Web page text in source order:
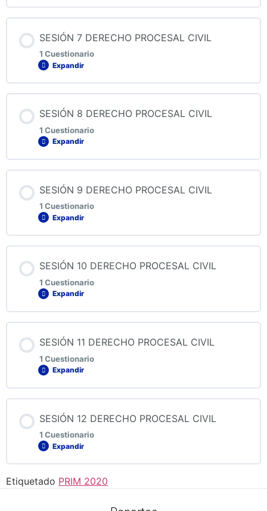
QUIZ 5 DERECHO PROCESAL CIVIL
QUIZ 6 DERECHO PROCESAL CIVIL
SESIÓN 7 DERECHO PROCESAL CIVIL
1 Cuestionario
Expandir
QUIZ 7 DERECHO PROCESAL CIVIL
SESIÓN 8 DERECHO PROCESAL CIVIL
1 Cuestionario
Expandir
QUIZ 8 DERECHO PROCESAL CIVIL
SESIÓN 9 DERECHO PROCESAL CIVIL
1 Cuestionario
Expandir
QUIZ 9 DERECHO PROCESAL CIVIL
SESIÓN 10 DERECHO PROCESAL CIVIL
1 Cuestionario
Expandir
QUIZ 10 DERECHO PROCESAL CIVIL
SESIÓN 11 DERECHO PROCESAL CIVIL
1 Cuestionario
Expandir
QUIZ 11 DERECHO PROCESAL CIVIL
SESIÓN 12 DERECHO PROCESAL CIVIL
1 Cuestionario
Expandir
Contenido de la Lección
Etiquetado PRIM 2020